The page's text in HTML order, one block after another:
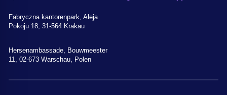
Fabryczna kantorenpark, Aleja
Pokoju 18, 31-564 Krakau
Hersenambassade, Bouwmeester
11, 02-673 Warschau, Polen